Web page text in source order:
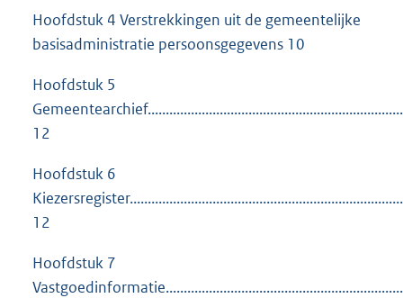
Hoofdstuk 4 Verstrekkingen uit de gemeentelijke
basisadministratie persoonsgegevens 10
Hoofdstuk 5
12
Hoofdstuk 6
12
Hoofdstuk 7